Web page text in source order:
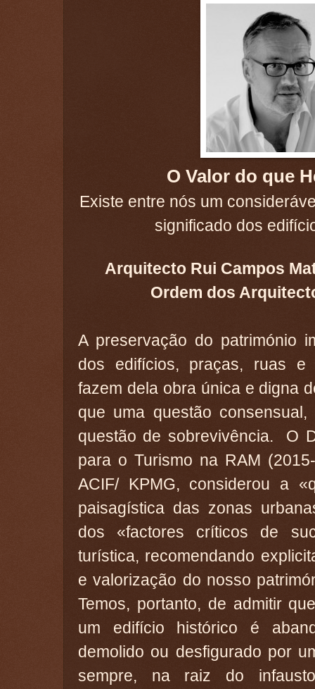
O Valor do que
Existe entre nós um
significado dos
Arquitecto Rui Campos
Ordem dos
A preservação do património
dos edifícios, praças, ruas e
fazem dela obra única e digna
que uma questão
questão de sobrevivência. O
para o Turismo na RAM
ACIF/ KPMG, considerou a
paisagística das zonas
dos «factores críticos de
turística, recomendando
e valorização do nosso
Temos, portanto, de admitir
um edifício histórico é
demolido ou desfigurado por
sempre, na raiz do